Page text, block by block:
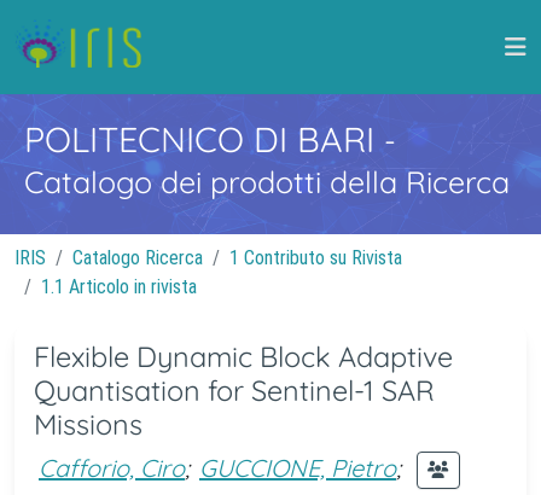
POLITECNICO DI BARI -
Catalogo dei prodotti della Ricerca
IRIS Catalogo Ricerca
1 Contributo su Rivista
1.1 Articolo in rivista
Flexible Dynamic Block Adaptive
Quantisation for Sentinel-1 SAR
Missions
Cafforio, Ciro; GUCCIONE, Pietro;